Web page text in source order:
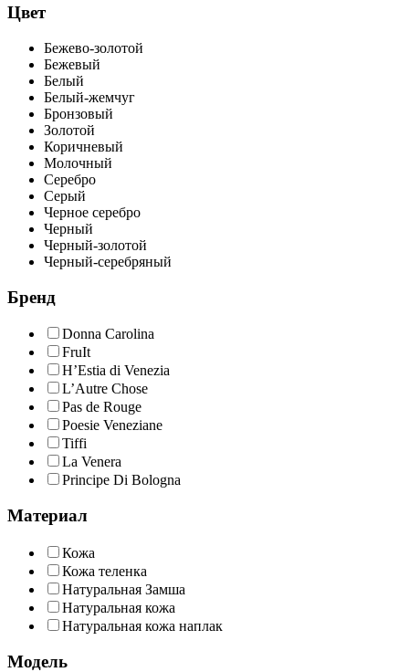
Цвет
Бежево-золотой
Бежевый
Белый
Белый-жемчуг
Бронзовый
Золотой
Коричневый
Молочный
Серебро
Серый
Черное серебро
Черный
Черный-золотой
Черный-серебряный
Бренд
Donna Carolina
FruIt
H’Estia di Venezia
L’Autre Chose
Pas de Rouge
Poesie Veneziane
Tiffi
La Venera
Principe Di Bologna
Материал
Кожа
Кожа теленка
Натуральная Замша
Натуральная кожа
Натуральная кожа наплак
Модель